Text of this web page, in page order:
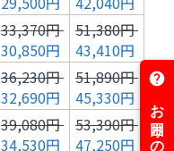
33,370円
30,850円
51,380円
43,410円
36,230円
32,690円
51,890円
45,330円
39,080円
34,530円
53,390円
47,250円